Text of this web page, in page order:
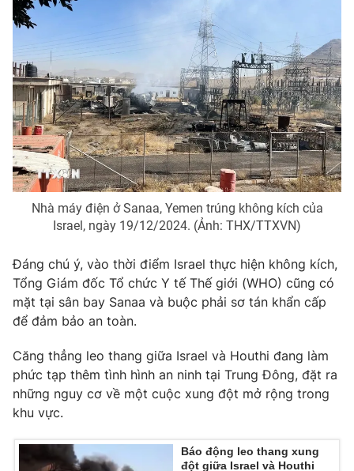
Thị trường
Lịch phát sóng
Chuyên mục khác
Emagazine Podcast
Photo Infographic
Video Shorts video
VTV Money VTV Thể thao
VTV Sức khoẻ Bất động sản
Thị trường 24h
VTV4 Vươn mình bằng AI
VTV9
Liên hệ tòa soạn English
Nhà máy điện ở Sanaa, Yemen trúng không kích của
Israel, ngày 19/12/2024. (Ảnh: THX/TTXVN)
Đáng chú ý, vào thời điểm Israel thực hiện không kích,
Tổng Giám đốc Tổ chức Y tế Thế giới (WHO) cũng có
mặt tại sân bay Sanaa và buộc phải sơ tán khẩn cấp
để đảm bảo an toàn.
Căng thẳng leo thang giữa Israel và Houthi đang làm
phức tạp thêm tình hình an ninh tại Trung Đông, đặt ra
những nguy cơ về một cuộc xung đột mở rộng trong
khu vực.
Báo động leo thang xung
đột giữa Israel và Houthi